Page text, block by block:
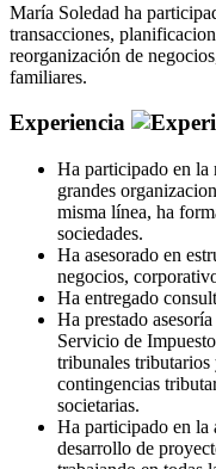
María Soledad ha
transacciones,
reorganización de
familiares.
Experiencia
Ha participado en la
grandes
misma línea, ha
sociedades.
Ha asesorado en
negocios,
Ha entregado
Ha prestado
Servicio de
tribunales tributarios
contingencias
societarias.
Ha participado en la
desarrollo de